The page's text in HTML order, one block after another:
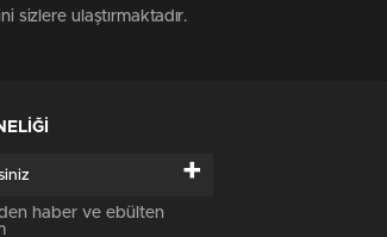
sizlere ulaştırmaktadır.
+
haber ve ebülten